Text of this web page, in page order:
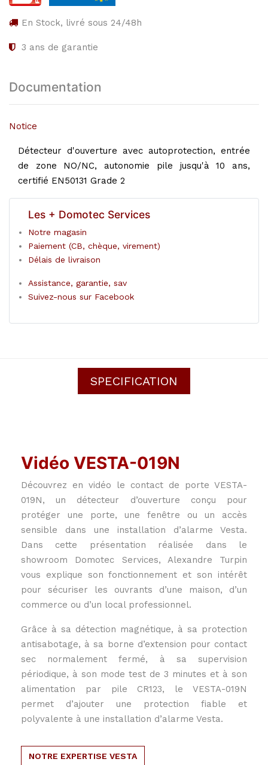
En Stock, livré sous 24/48h
3 ans de garantie
Documentation
Notice
Détecteur d'ouverture avec autoprotection, entrée
de zone NO/NC, autonomie pile jusqu'à 10 ans,
certifié EN50131 Grade 2
Les + Domotec Services
Notre magasin
Paiement (CB, chèque, virement)
Délais de livraison
Assistance, garantie, sav
Suivez-nous sur Facebook
SPECIFICATION
Vidéo VESTA-019N
Découvrez en vidéo le contact de porte VESTA-
019N, un détecteur d’ouverture conçu pour
protéger une porte, une fenêtre ou un accès
sensible dans une installation d’alarme Vesta.
Dans cette présentation réalisée dans le
showroom Domotec Services, Alexandre Turpin
vous explique son fonctionnement et son intérêt
pour sécuriser les ouvrants d’une maison, d’un
commerce ou d’un local professionnel.
Grâce à sa détection magnétique, à sa protection
antisabotage, à sa borne d’extension pour contact
sec normalement fermé, à sa supervision
périodique, à son mode test de 3 minutes et à son
alimentation par pile CR123, le VESTA-019N
permet d’ajouter une protection fiable et
polyvalente à une installation d’alarme Vesta.
NOTRE EXPERTISE VESTA